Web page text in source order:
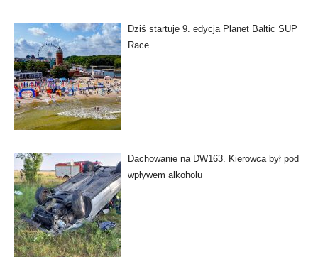
Dziś startuje 9. edycja Planet Baltic SUP
Race
Dachowanie na DW163. Kierowca był pod
wpływem alkoholu